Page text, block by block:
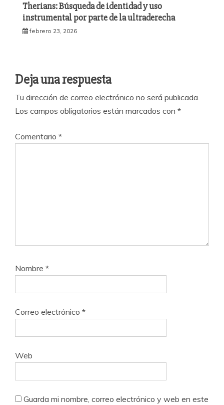
Therians: Búsqueda de identidad y uso
instrumental por parte de la ultraderecha
febrero 23, 2026
Deja una respuesta
Tu dirección de correo electrónico no será publicada.
Los campos obligatorios están marcados con *
Comentario *
Nombre *
Correo electrónico *
Web
Guarda mi nombre, correo electrónico y web en este